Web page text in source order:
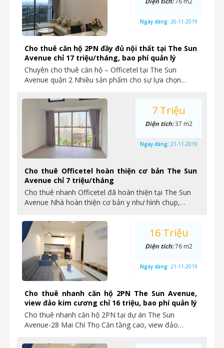
Cho thuê căn hộ 2PN đầy đủ nội thất tại The Sun
Avenue chỉ 17 triệu/tháng, bao phí quản lý
Chuyên cho thuê căn hộ – Officetel tại The Sun
Avenue quận 2 Nhiều sản phẩm cho sự lựa chọn…
Ngày đăng: 26-11-2019
Cho thuê Officetel hoàn thiện cơ bản The Sun
Avenue chỉ 7 triệu/tháng
Cho thuê nhanh Officetel đã hoàn thiện tại The Sun
Avenue Nhà hoàn thiện cơ bản y như hình chụp,…
7 Triệu
Diện tích:37 m2
Ngày đăng: 21-11-2019
Cho thuê nhanh căn hộ 2PN The Sun Avenue,
view đảo kim cương chỉ 16 triệu, bao phí quản lý
Cho thuê nhanh căn hộ 2PN tại dự án The Sun
Avenue-28 Mai Chí Thọ Căn tầng cao, view đảo…
16 Triệu
Diện tích:76 m2
Ngày đăng: 21-11-2019